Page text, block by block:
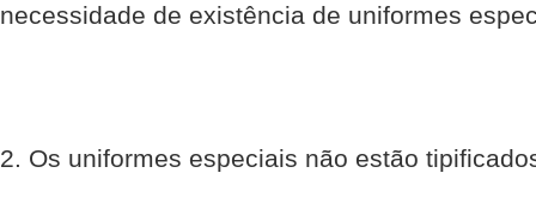
necessidade de existência de uniformes
2. Os uniformes especiais não estão